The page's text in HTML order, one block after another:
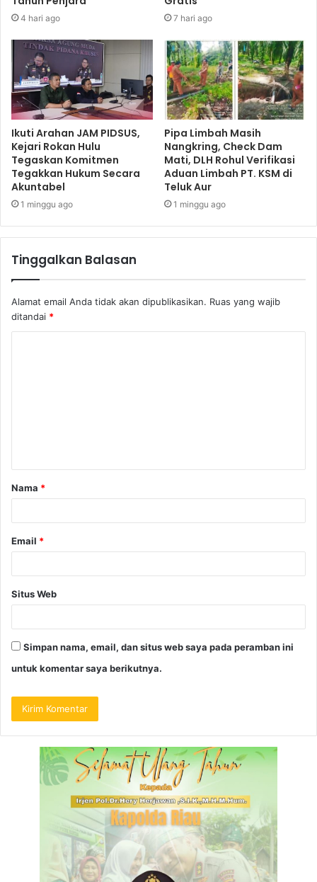
4 hari ago 7 hari ago
Ikuti Arahan JAM PIDSUS,
Kejari Rokan Hulu
Tegaskan Komitmen
Tegakkan Hukum Secara
Akuntabel
1 minggu ago
Pipa Limbah Masih
Nangkring, Check Dam
Mati, DLH Rohul Verifikasi
Aduan Limbah PT. KSM di
Teluk Aur
1 minggu ago
Tinggalkan Balasan
Alamat email Anda tidak akan dipublikasikan. Ruas yang wajib
ditandai *
Nama *
Email *
Situs Web
Simpan nama, email, dan situs web saya pada peramban ini
untuk komentar saya berikutnya.